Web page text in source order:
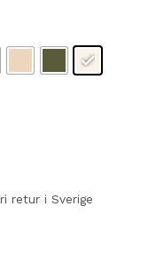
retur i Sverige